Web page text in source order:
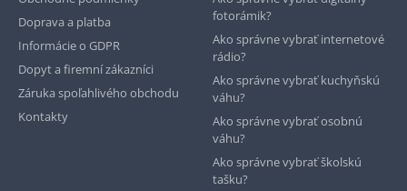
Doprava a platba
Informácie o GDPR
Dopyt a firemní zákazníci
Záruka spoľahlivého obchodu
Kontakty
fotorámik?
Ako správne vybrať internetové
rádio?
Ako správne vybrať kuchyňskú
váhu?
Ako správne vybrať osobnú
váhu?
Ako správne vybrať školskú
tašku?